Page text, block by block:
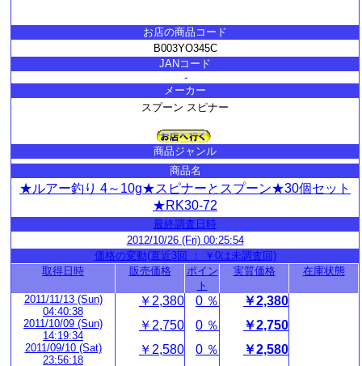
お店の商品コード
B003YO345C
JANコード
-
メーカー
スプーン スピナー
商品ジャンル
商品名
★ルアー釣り 4～10g★スピナーとスプーン★30個セット
★RK30-72
最終調査日時
2012/10/26 (Fri) 00:25:54
価格の変動(直近3回 ： ￥0は未調査回)
取得日時
販売価格
ポイン
ト
実質価格 在庫状態
2011/11/13 (Sun)
04:40:38
￥2,380 0 ％ ￥2,380
2011/10/09 (Sun)
14:19:34
￥2,750 0 ％ ￥2,750
2011/09/10 (Sat)
23:56:18
￥2,580 0 ％ ￥2,580